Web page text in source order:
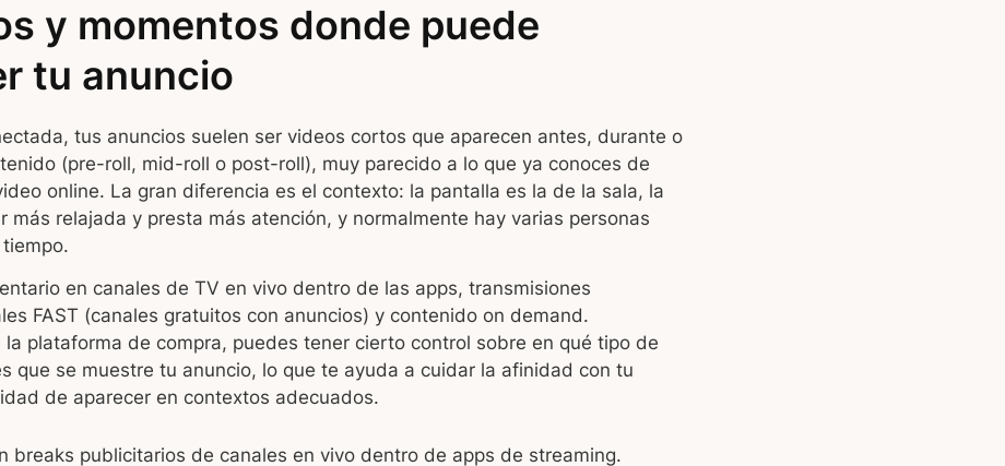
y momentos donde puede
tu anuncio
tus anuncios suelen ser videos cortos que aparecen antes, durante o
(pre-roll, mid-roll o post-roll), muy parecido a lo que ya conoces de
online. La gran diferencia es el contexto: la pantalla es la de la sala, la
más relajada y presta más atención, y normalmente hay varias personas
en canales de TV en vivo dentro de las apps, transmisiones
FAST (canales gratuitos con anuncios) y contenido on demand.
la plataforma de compra, puedes tener cierto control sobre en qué tipo de
que se muestre tu anuncio, lo que te ayuda a cuidar la afinidad con tu
de aparecer en contextos adecuados.
breaks publicitarios de canales en vivo dentro de apps de streaming.